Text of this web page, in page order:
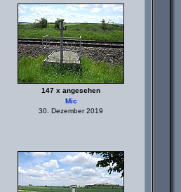
147 x angesehen
Mic
30. Dezember 2019